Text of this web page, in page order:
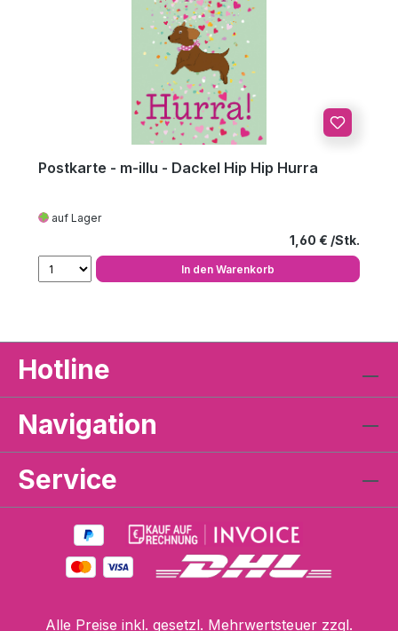
Postkarte - m-illu - Dackel Hip Hip Hurra
auf Lager
Regulärer
1,60 €
In den Warenkorb
Hotline
Navigation
Service
Alle Preise inkl. gesetzl. Mehrwertsteuer zzgl.